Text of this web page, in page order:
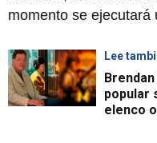
momento se ejecutará
Lee
popular
elenco